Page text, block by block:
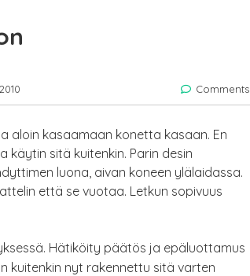
Comments
aloin kasaamaan konetta kasaan. En
sitä kuitenkin. Parin desin
luona, aivan koneen ylälaidassa.
että se vuotaa. Letkun sopivuus
Hätiköity päätös ja epäluottamus
kuitenkin nyt rakennettu sitä varten